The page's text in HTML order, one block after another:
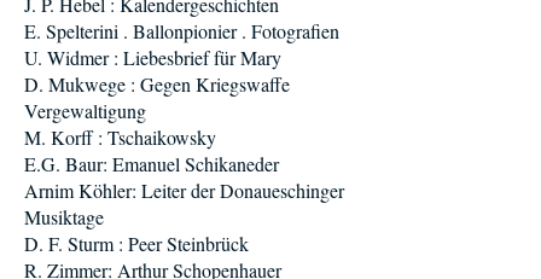
E. Spelterini . Ballonpionier . Fotografien
U. Widmer : Liebesbrief für Mary
D. Mukwege : Gegen Kriegswaffe
Vergewaltigung
M. Korff : Tschaikowsky
E.G. Baur: Emanuel Schikaneder
Arnim Köhler: Leiter der Donaueschinger
Musiktage
D. F. Sturm : Peer Steinbrück
R. Zimmer: Arthur Schopenhauer